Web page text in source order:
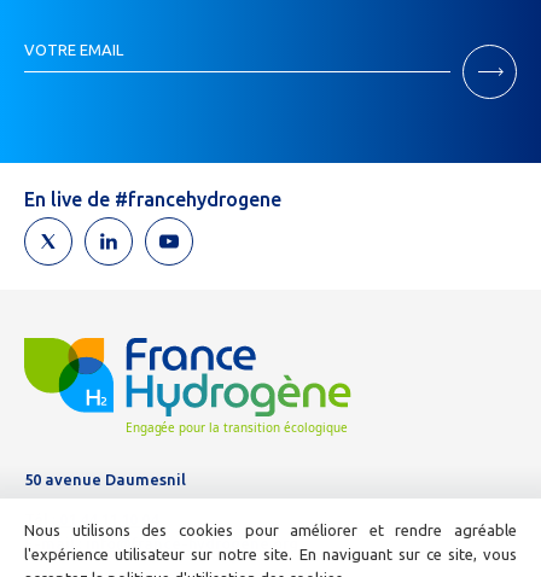
Newsletter
VOTRE EMAIL
Si
un
humain,
ne
remplissez
pas
En live de #francehydrogene
50 avenue Daumesnil
01 44 11 10 04
E-mail :
info@france-hydrogene.org
Nous utilisons des cookies pour améliorer et rendre agréable
l'expérience utilisateur sur notre site. En naviguant sur ce site, vous